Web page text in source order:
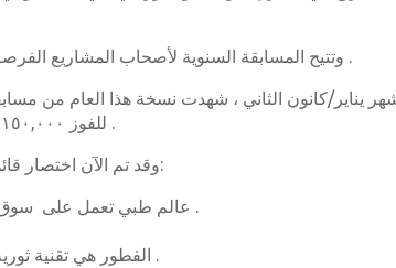
وتتيح المسابقة السنوية لأصحاب المشاريع الفرصة لكي يصبحوا جزءاً من استراتيجية دبي الرامية إلى الارتقاء بالمدينة إلى منصة عالمية للأعمال التجارية التي تركز على الإبداع .
يناير/كانون الثاني ، شهدت نسخة هذا العام من
للفوز ۱٥۰,۰۰۰ درهم في مجموع الجوائز النقدية ، فضلاً عن مجموعة من المزايا الأخرى التي تشتمل على التوجيه ، والتدريب ، وأكثر من ذلك .
وقد تم الآن اختصار قائمة بعض شركات مبتدئة باعتبارها الجهات النهائية في دبي لمنافسات أصحاب المشاريع الذكية ــ وتشمل هذه الشركات ما يلي:
عالم طبي تعمل على سوق الرعاية وتحويل حياة المرضى والأشخاص ذوي العزيمة من خلال توفير أسلوب حياة نشط لهم باستخدام جهازها المبتكر .
الفطور هي تقنية ثورية تقدم ۱۰۰% من المنتجات القابلة للتحلل الحيوي والمركبة المصنوعة من النفايات الزراعية والمصانع غير الصالحة للأكل .